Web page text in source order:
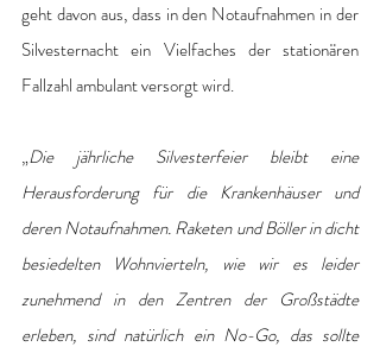
geht davon aus, dass in den Notaufnahmen in der
Silvesternacht ein Vielfaches der stationären
Fallzahl ambulant versorgt wird.
„Die jährliche Silvesterfeier bleibt eine
Herausforderung für die Krankenhäuser und
deren Notaufnahmen. Raketen und Böller in dicht
besiedelten Wohnvierteln, wie wir es leider
zunehmend in den Zentren der Großstädte
erleben, sind natürlich ein No-Go, das sollte